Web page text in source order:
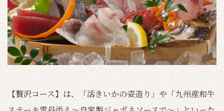
【贅沢コース】は、「活きいかの姿造り」や「九州産和牛